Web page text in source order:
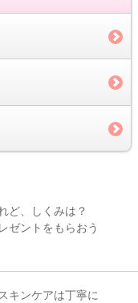
ど、しくみは？
ゼントをもらおう
キンケアは丁寧に